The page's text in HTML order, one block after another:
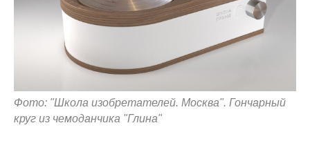
Фото: "Школа изобретателей. Москва". Гончарный
круг из чемоданчика "Глина"